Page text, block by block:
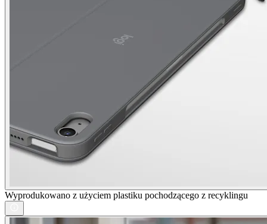
Wyprodukowano z użyciem plastiku pochodzącego z recyklingu